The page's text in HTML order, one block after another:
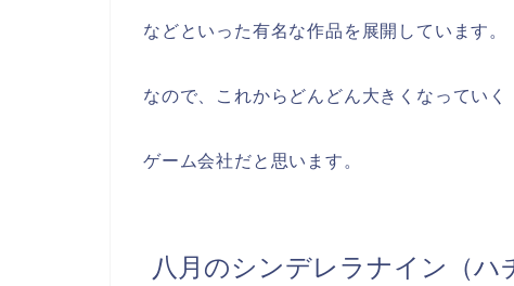
などといった有名な作品を展開しています。
なので、これからどんどん大きくなっていく
ゲーム会社だと思います。
八月のシンデレラナイン（ハ